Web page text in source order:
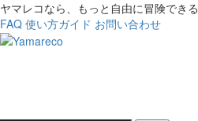
ヤマレコなら、もっと自由に冒険できる
FAQ 使い方ガイド お問い合わせ